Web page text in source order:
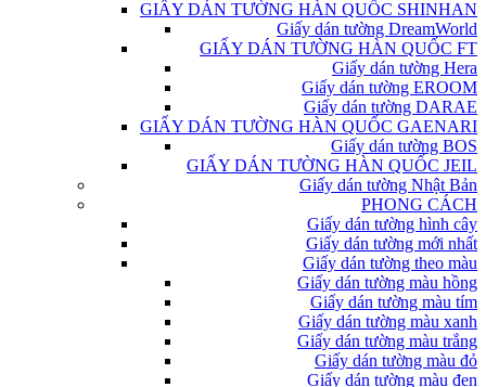
GIẤY DÁN TƯỜNG HÀN QUỐC SHINHAN
Giấy dán tường DreamWorld
GIẤY DÁN TƯỜNG HÀN QUỐC FT
Giấy dán tường Hera
Giấy dán tường EROOM
Giấy dán tường DARAE
GIẤY DÁN TƯỜNG HÀN QUỐC GAENARI
Giấy dán tường BOS
GIẤY DÁN TƯỜNG HÀN QUỐC JEIL
Giấy dán tường Nhật Bản
PHONG CÁCH
Giấy dán tường hình cây
Giấy dán tường mới nhất
Giấy dán tường theo màu
Giấy dán tường màu hồng
Giấy dán tường màu tím
Giấy dán tường màu xanh
Giấy dán tường màu trắng
Giấy dán tường màu đỏ
Giấy dán tường màu đen